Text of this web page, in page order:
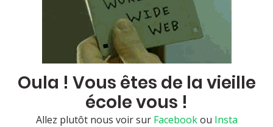
Oula ! Vous êtes de la vieille
école vous !
Allez plutôt nous voir sur Facebookou Insta